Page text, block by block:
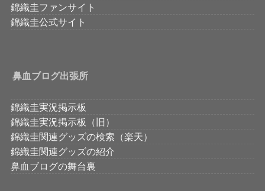
錦織圭ファンサイト
錦織圭公式サイト
鼻血ブログ出張所
錦織圭実況掲示板
錦織圭実況掲示板（旧）
錦織圭関連グッズの検索（楽天）
錦織圭関連グッズの紹介
鼻血ブログの舞台裏